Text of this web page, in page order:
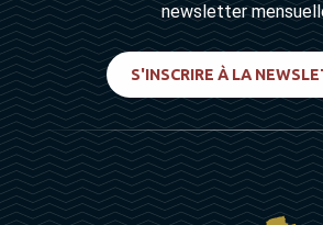
newsletter
S'INSCRIRE À LA